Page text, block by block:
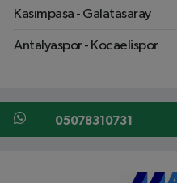
Kasımpaşa - Galatasaray
Antalyaspor - Kocaelispor
05078310731